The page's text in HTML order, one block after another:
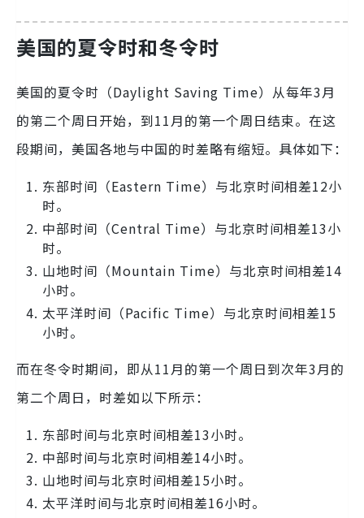
美国的夏令时和冬令时
美国的夏令时（Daylight Saving Time）从每年3月
的第二个周日开始，到11月的第一个周日结束。在这
段期间，美国各地与中国的时差略有缩短。具体如下：
东部时间（Eastern Time）与北京时间相差12小
时。
中部时间（Central Time）与北京时间相差13小
时。
山地时间（Mountain Time）与北京时间相差14
小时。
太平洋时间（Pacific Time）与北京时间相差15
小时。
而在冬令时期间，即从11月的第一个周日到次年3月的
第二个周日，时差如以下所示：
东部时间与北京时间相差13小时。
中部时间与北京时间相差14小时。
山地时间与北京时间相差15小时。
太平洋时间与北京时间相差16小时。